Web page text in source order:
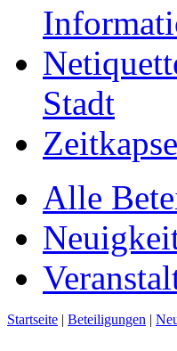
Stadt
Alle
Startseite | Beteiligungen |